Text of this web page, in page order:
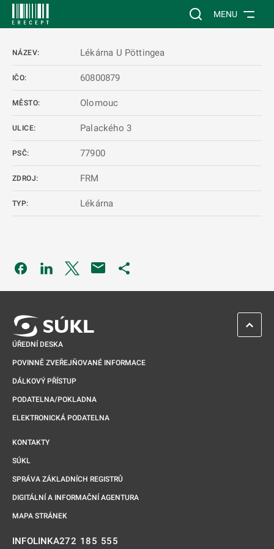
Vyhledávání na
MENU
NÁZEV: Lékárna U Pöttingea
IČO: 60800879
MĚSTO: Olomouc
ULICE: Palackého 3
PSČ: 77900
ZDROJ: FRM
TYP: Lékárna
Odkaz se otevře na nové kartě
Odkaz se otevře na nové kartě
Odkaz se otevře na nové kartě
ÚŘEDNÍ DESKA
POVINNĚ ZVEŘEJŇOVANÉ INFORMACE
DÁLKOVÝ PŘÍSTUP
PODATELNA/POKLADNA
ELEKTRONICKÁ PODATELNA
KONTAKTY
SÚKL
SPRÁVA ZÁKLADNÍCH REGISTRŮ
DIGITÁLNÍ A INFORMAČNÍ AGENTURA
MAPA STRÁNEK
INFOLINKA272 185 555
ZPĚT